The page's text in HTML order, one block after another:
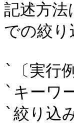
記述方法
での絞り
`〔実行
`キーワ
`絞り込